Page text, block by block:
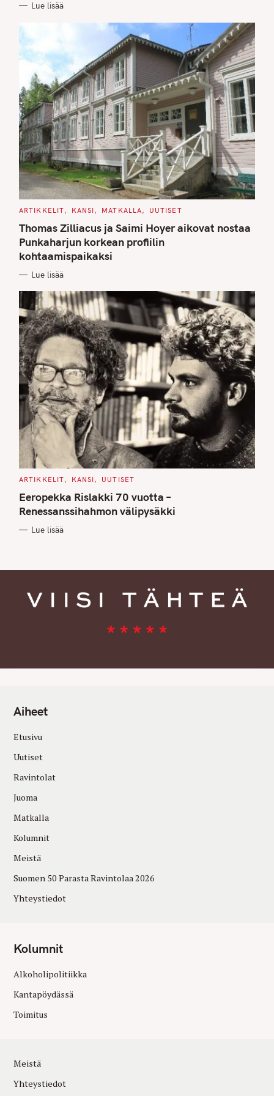
I
Lue lisää
C
T
E
G
O
R
I
S
ARTIKKELIT KANSI MATKALLA UUTISET
Thomas Zilliacus ja Saimi Hoyer aikovat nostaa
Punkaharjun korkean profiilin
kohtaamispaikaksi
Lue lisää
C
T
E
G
O
I
ARTIKKELIT KANSI UUTISET
Eeropekka Rislakki 70 vuotta –
Renessanssihahmon välipysäkki
Lue lisää
Aiheet
Etusivu
Uutiset
Ravintolat
Juoma
Matkalla
Kolumnit
Meistä
Suomen 50 Parasta Ravintolaa 2026
Yhteystiedot
Kolumnit
Alkoholipolitiikka
Kantapöydässä
Toimitus
Meistä
Yhteystiedot